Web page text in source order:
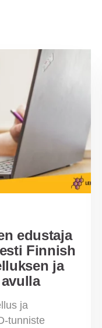
edustaja
Finnish
ja
ja
tunniste